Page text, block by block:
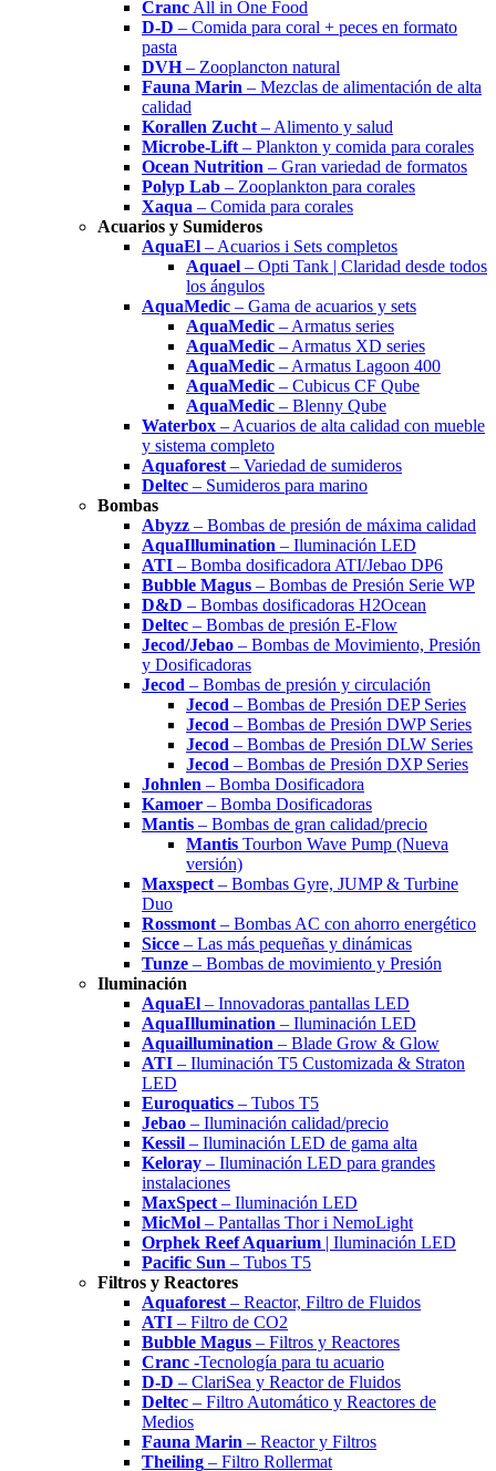
Cranc All in One Food
D-D – Comida para coral + peces en formato
pasta
DVH– Zooplancton natural
Fauna Marin – Mezclas de alimentación de alta
calidad
Korallen Zucht – Alimento y salud
Microbe-Lift – Plankton y comida para corales
Ocean Nutrition – Gran variedad de formatos
Polyp Lab – Zooplankton para corales
Xaqua – Comida para corales
Acuarios y Sumideros
AquaEl – Acuarios i Sets completos
Aquael – Opti Tank | Claridad desde todos
los ángulos
AquaMedic – Gama de acuarios y sets
AquaMedic – Armatus series
AquaMedic – Armatus XD series
AquaMedic – Armatus Lagoon 400
AquaMedic – Cubicus CF Qube
AquaMedic – Blenny Qube
Waterbox – Acuarios de alta calidad con mueble
y sistema completo
Aquaforest – Variedad de sumideros
Deltec – Sumideros para marino
Bombas
Abyzz – Bombas de presión de máxima calidad
AquaIllumination – Iluminación LED
ATI – Bomba dosificadora ATI/Jebao DP6
Bubble Magus – Bombas de Presión Serie WP
D&D – Bombas dosificadoras H2Ocean
Deltec – Bombas de presión E-Flow
Jecod/Jebao – Bombas de Movimiento, Presión
y Dosificadoras
Jecod – Bombas de presión y circulación
Jecod – Bombas de Presión DEP Series
Jecod – Bombas de Presión DWP Series
Jecod – Bombas de Presión DLW Series
Jecod – Bombas de Presión DXP Series
Johnlen – Bomba Dosificadora
Kamoer – Bomba Dosificadoras
Mantis – Bombas de gran calidad/precio
Mantis Tourbon Wave Pump (Nueva
versión)
Maxspect – Bombas Gyre, JUMP & Turbine
Duo
Rossmont – Bombas AC con ahorro energético
Sicce – Las más pequeñas y dinámicas
Tunze – Bombas de movimiento y Presión
Iluminación
AquaEl – Innovadoras pantallas LED
AquaIllumination – Iluminación LED
Aquaillumination – Blade Grow & Glow
ATI – Iluminación T5 Customizada & Straton
LED
Euroquatics – Tubos T5
Jebao – Iluminación calidad/precio
Kessil – Iluminación LED de gama alta
Keloray – Iluminación LED para grandes
instalaciones
MaxSpect – Iluminación LED
MicMol – Pantallas Thor i NemoLight
Orphek Reef Aquarium | Iluminación LED
Pacific Sun – Tubos T5
Filtros y Reactores
Aquaforest – Reactor, Filtro de Fluidos
ATI – Filtro de CO2
Bubble Magus – Filtros y Reactores
Cranc -Tecnología para tu acuario
D-D – ClariSea y Reactor de Fluidos
Deltec – Filtro Automático y Reactores de
Medios
Fauna Marin – Reactor y Filtros
Theiling – Filtro Rollermat